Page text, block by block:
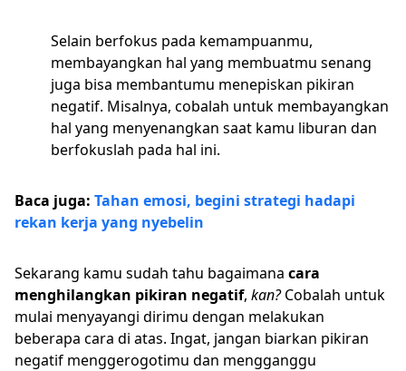
Selain berfokus pada kemampuanmu,
membayangkan hal yang membuatmu senang
juga bisa membantumu menepiskan pikiran
negatif. Misalnya, cobalah untuk membayangkan
hal yang menyenangkan saat kamu liburan dan
berfokuslah pada hal ini.
Baca juga: Tahan emosi, begini strategi hadapi
rekan kerja yang nyebelin
Sekarang kamu sudah tahu bagaimana cara
menghilangkan pikiran negatif, kan?Cobalah untuk
mulai menyayangi dirimu dengan melakukan
beberapa cara di atas. Ingat, jangan biarkan pikiran
negatif menggerogotimu dan mengganggu